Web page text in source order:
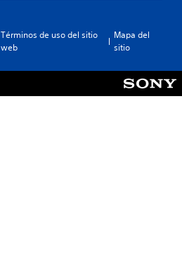
Términos de uso del sitio
web
Mapa del
sitio